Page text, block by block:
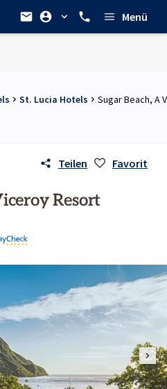
Menü
St. Lucia Hotels Sugar Beach, A
Teilen Favorit
Resort